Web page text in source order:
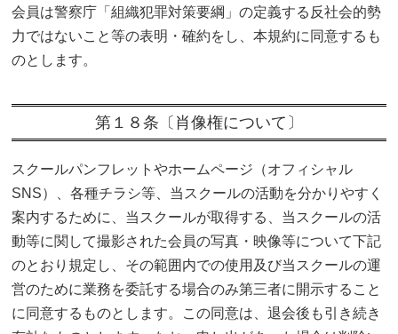
会員は警察庁「組織犯罪対策要綱」の定義する反社会的勢
力ではないこと等の表明・確約をし、本規約に同意するも
のとします。
第１８条〔肖像権について〕
スクールパンフレットやホームページ（オフィシャル
SNS）、各種チラシ等、当スクールの活動を分かりやすく
案内するために、当スクールが取得する、当スクールの活
動等に関して撮影された会員の写真・映像等について下記
のとおり規定し、その範囲内での使用及び当スクールの運
営のために業務を委託する場合のみ第三者に開示すること
に同意するものとします。この同意は、退会後も引き続き